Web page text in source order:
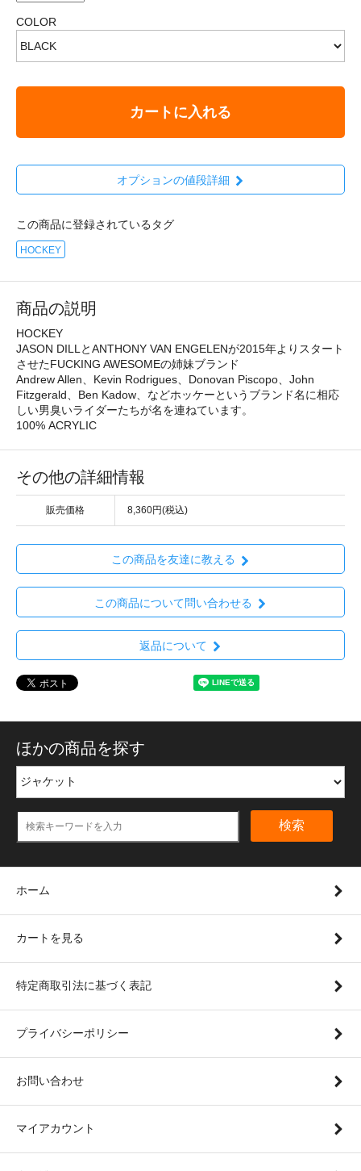
COLOR
カートに入れる
オプションの値段詳細
この商品に登録されているタグ
HOCKEY
商品の説明
HOCKEY
JASON DILLとANTHONY VAN ENGELENが2015年よりスタート
させたFUCKING AWESOMEの姉妹ブランド
Andrew Allen、Kevin Rodrigues、Donovan Piscopo、John
Fitzgerald、Ben Kadow、などホッケーというブランド名に相応
しい男臭いライダーたちが名を連ねています。
100% ACRYLIC
その他の詳細情報
販売価格 8,360円(税込)
この商品を友達に教える
この商品について問い合わせる
返品について
ほかの商品を探す
検索
ホーム
カートを見る
特定商取引法に基づく表記
プライバシーポリシー
お問い合わせ
マイアカウント